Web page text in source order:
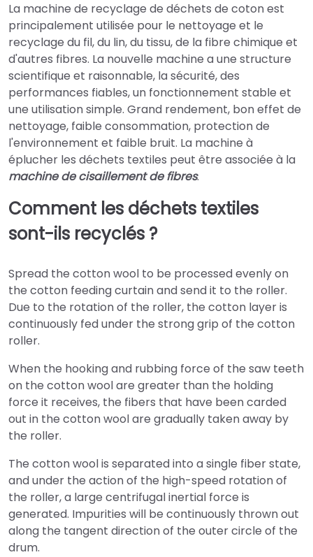
La machine de recyclage de déchets de coton est
principalement utilisée pour le nettoyage et le
recyclage du fil, du lin, du tissu, de la fibre chimique et
d'autres fibres. La nouvelle machine a une structure
scientifique et raisonnable, la sécurité, des
performances fiables, un fonctionnement stable et
une utilisation simple. Grand rendement, bon effet de
nettoyage, faible consommation, protection de
l'environnement et faible bruit. La machine à
éplucher les déchets textiles peut être associée à la
machine de cisaillement de fibres.
Comment les déchets textiles
sont-ils recyclés ?
Spread the cotton wool to be processed evenly on
the cotton feeding curtain and send it to the roller.
Due to the rotation of the roller, the cotton layer is
continuously fed under the strong grip of the cotton
roller.
When the hooking and rubbing force of the saw teeth
on the cotton wool are greater than the holding
force it receives, the fibers that have been carded
out in the cotton wool are gradually taken away by
the roller.
The cotton wool is separated into a single fiber state,
and under the action of the high-speed rotation of
the roller, a large centrifugal inertial force is
generated. Impurities will be continuously thrown out
along the tangent direction of the outer circle of the
drum.